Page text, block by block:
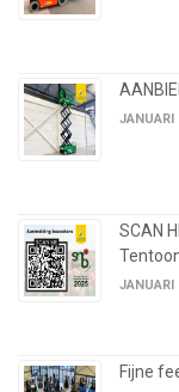
JANUARI
SCAN
JANUARI
Fijne